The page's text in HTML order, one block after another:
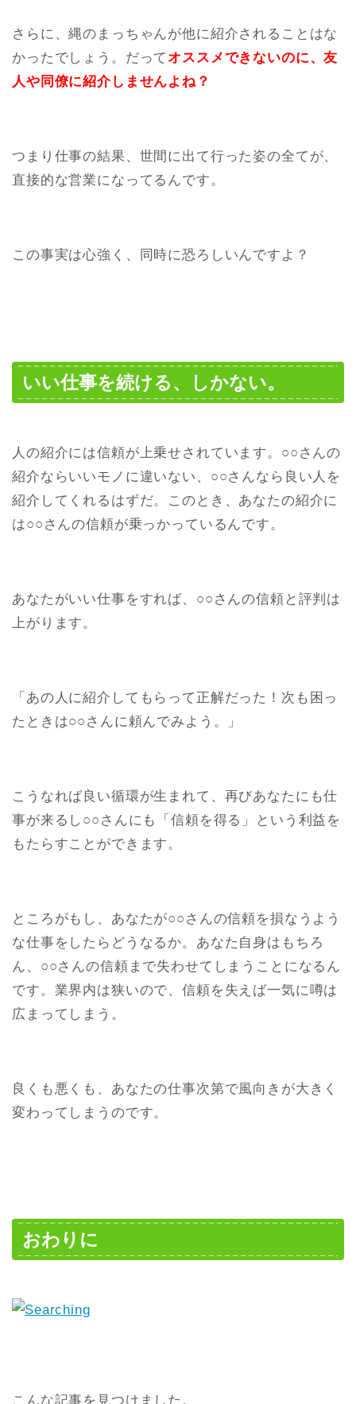
さらに、縄のまっちゃんが他に紹介されることはな
かったでしょう。だって オススメできないのに、友
人や同僚に紹介しませんよね？
つまり仕事の結果、世間に出て行った姿の全てが、
直接的な営業になってるんです。
この事実は心強く、同時に恐ろしいんですよ？
いい仕事を続ける、しかない。
人の紹介には信頼が上乗せされています。○○さんの
紹介ならいいモノに違いない、○○さんなら良い人を
紹介してくれるはずだ。このとき、あなたの紹介に
は○○さんの信頼が乗っかっているんです。
あなたがいい仕事をすれば、○○さんの信頼と評判は
上がります。
「あの人に紹介してもらって正解だった！次も困っ
たときは○○さんに頼んでみよう。」
こうなれば良い循環が生まれて、再びあなたにも仕
事が来るし○○さんにも「信頼を得る」という利益を
もたらすことができます。
ところがもし、あなたが○○さんの信頼を損なうよう
な仕事をしたらどうなるか。あなた自身はもちろ
ん、○○さんの信頼まで失わせてしまうことになるん
です。業界内は狭いので、信頼を失えば一気に噂は
広まってしまう。
良くも悪くも、あなたの仕事次第で風向きが大きく
変わってしまうのです。
おわりに
こんな記事を見つけました。